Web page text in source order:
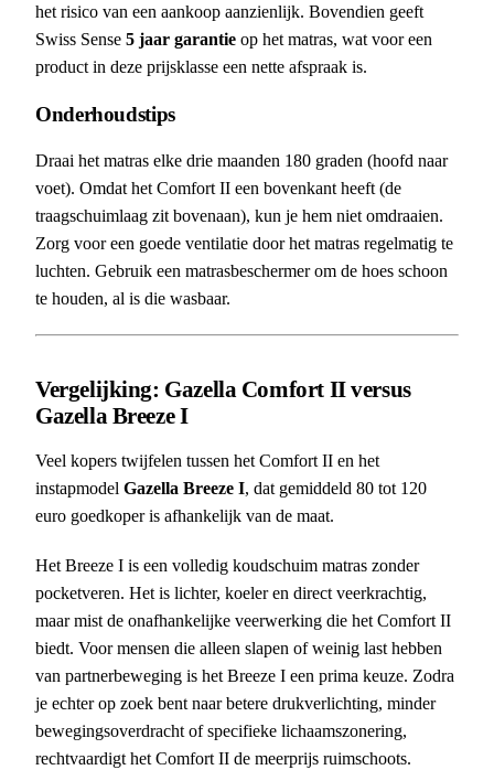
het risico van een aankoop aanzienlijk. Bovendien geeft
Swiss Sense 5 jaar garantie op het matras, wat voor een
product in deze prijsklasse een nette afspraak is.
Onderhoudstips
Draai het matras elke drie maanden 180 graden (hoofd naar
voet). Omdat het Comfort II een bovenkant heeft (de
traagschuimlaag zit bovenaan), kun je hem niet omdraaien.
Zorg voor een goede ventilatie door het matras regelmatig te
luchten. Gebruik een matrasbeschermer om de hoes schoon
te houden, al is die wasbaar.
Vergelijking: Gazella Comfort II versus
Gazella Breeze I
Veel kopers twijfelen tussen het Comfort II en het
instapmodel Gazella Breeze I, dat gemiddeld 80 tot 120
euro goedkoper is afhankelijk van de maat.
Het Breeze I is een volledig koudschuim matras zonder
pocketveren. Het is lichter, koeler en direct veerkrachtig,
maar mist de onafhankelijke veerwerking die het Comfort II
biedt. Voor mensen die alleen slapen of weinig last hebben
van partnerbeweging is het Breeze I een prima keuze. Zodra
je echter op zoek bent naar betere drukverlichting, minder
bewegingsoverdracht of specifieke lichaamszonering,
rechtvaardigt het Comfort II de meerprijs ruimschoots.